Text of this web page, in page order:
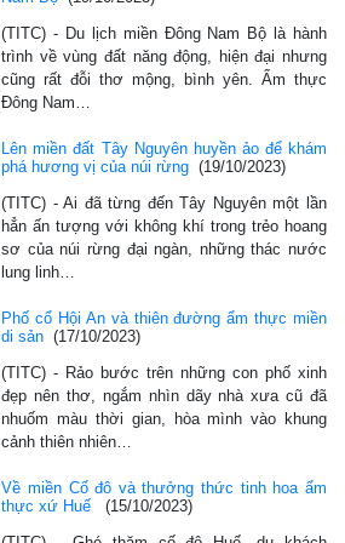
(TITC) - Du lịch miền Đông Nam Bộ là hành
trình về vùng đất năng động, hiện đại nhưng
cũng rất đỗi thơ mộng, bình yên. Ẩm thực
Đông Nam…
Lên miền đất Tây Nguyên huyền ảo để khám
phá hương vị của núi rừng (19/10/2023)
(TITC) - Ai đã từng đến Tây Nguyên một lần
hẳn ấn tượng với không khí trong trẻo hoang
sơ của núi rừng đại ngàn, những thác nước
lung linh…
Phố cổ Hội An và thiên đường ẩm thực miền
di sản (17/10/2023)
(TITC) - Rảo bước trên những con phố xinh
đẹp nên thơ, ngắm nhìn dãy nhà xưa cũ đã
nhuốm màu thời gian, hòa mình vào khung
cảnh thiên nhiên…
Về miền Cố đô và thưởng thức tinh hoa ẩm
thực xứ Huế
(15/10/2023)